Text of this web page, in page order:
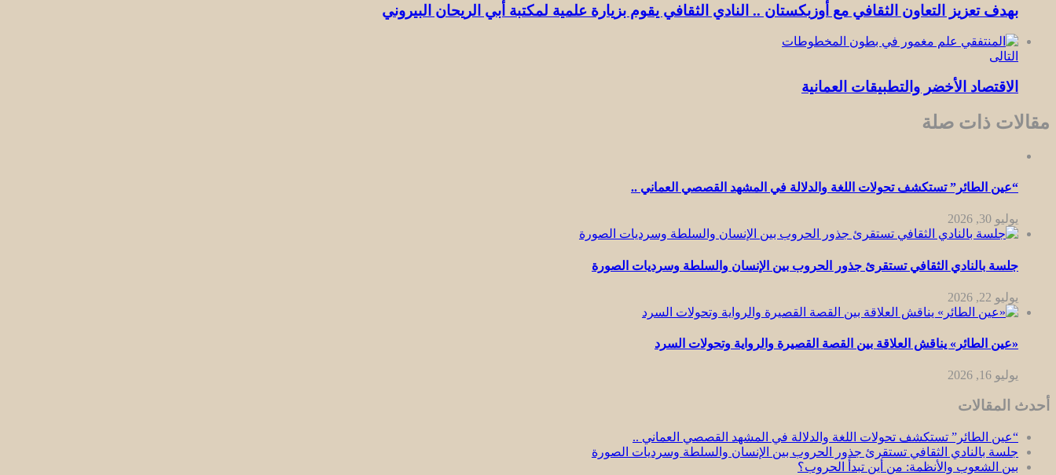
بهدف تعزيز التعاون الثقافي مع أوزبكستان .. النادي الثقافي يقوم بزيارة علمية لمكتبة أبي الريحان البيروني
التالى
الاقتصاد الأخضر والتطبيقات العمانية
مقالات ذات صلة
“عين الطائر” تستكشف تحولات اللغة والدلالة في المشهد القصصي العماني ..
يوليو 30, 2026
جلسة بالنادي الثقافي تستقرئ جذور الحروب بين الإنسان والسلطة وسرديات الصورة
يوليو 22, 2026
«عين الطائر» يناقش العلاقة بين القصة القصيرة والرواية وتحولات السرد
يوليو 16, 2026
أحدث المقالات
“عين الطائر” تستكشف تحولات اللغة والدلالة في المشهد القصصي العماني ..
جلسة بالنادي الثقافي تستقرئ جذور الحروب بين الإنسان والسلطة وسرديات الصورة
بين الشعوب والأنظمة: من أين تبدأ الحروب؟